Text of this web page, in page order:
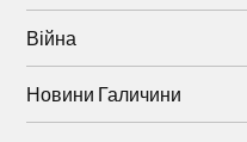
Війна
Новини Галичини